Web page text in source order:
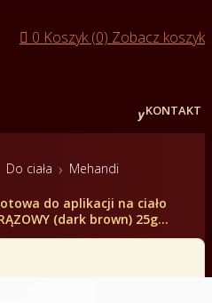
 0 Koszyk (0) Zobacz koszyk
KONTAKT
Do ciała
Mehandi
do aplikacji na ciało
(dark brown) 25g